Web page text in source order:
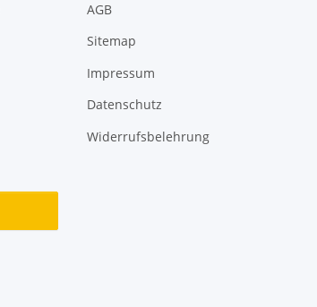
AGB
Sitemap
Impressum
Datenschutz
Widerrufsbelehrung